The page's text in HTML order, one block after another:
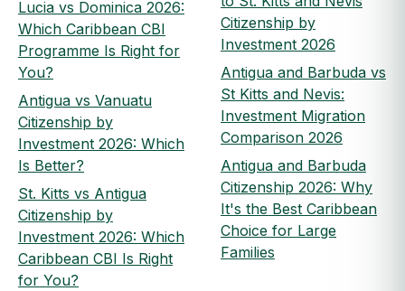
Lucia vs Dominica 2026:
Which Caribbean CBI
Programme Is Right for
You?
Antigua vs Vanuatu
Citizenship by
Investment 2026: Which
Is Better?
St. Kitts vs Antigua
Citizenship by
Investment 2026: Which
Caribbean CBI Is Right
for You?
Citizenship by
Investment 2026
Antigua and Barbuda vs
St Kitts and Nevis:
Investment Migration
Comparison 2026
Antigua and Barbuda
Citizenship 2026: Why
It's the Best Caribbean
Choice for Large
Families